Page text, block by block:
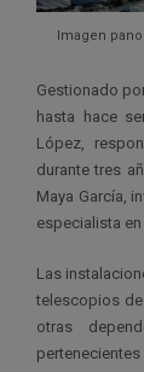
Imagen
Gestionado
hasta hace
López,
durante tres
Maya García,
especialista
Las
telescopios
otras